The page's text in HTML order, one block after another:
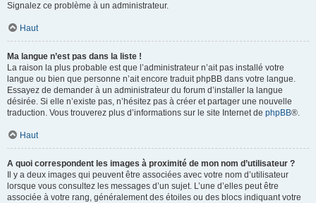
Signalez ce problème à un administrateur.
Haut
Ma langue n’est pas dans la liste !
La raison la plus probable est que l’administrateur n’ait pas installé votre
langue ou bien que personne n’ait encore traduit phpBB dans votre langue.
Essayez de demander à un administrateur du forum d’installer la langue
désirée. Si elle n’existe pas, n’hésitez pas à créer et partager une nouvelle
traduction. Vous trouverez plus d’informations sur le site Internet de phpBB®.
Haut
A quoi correspondent les images à proximité de mon nom d’utilisateur ?
Il y a deux images qui peuvent être associées avec votre nom d’utilisateur
lorsque vous consultez les messages d’un sujet. L’une d’elles peut être
associée à votre rang, généralement des étoiles ou des blocs indiquant votre